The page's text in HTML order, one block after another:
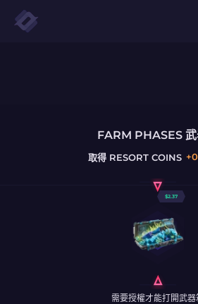
FARM PHASES
取得 RESORT COINS +
$2.37
需要授權才能打開武器